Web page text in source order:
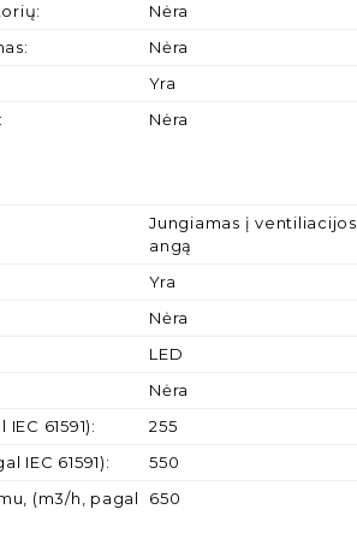
:
Nėra
:
Nėra
Yra
: Nėra
Jungiamas į ventiliacijos
angą
Yra
Nėra
LED
Nėra
61591):
255
IEC 61591):
550
(m3/h, pagal
650